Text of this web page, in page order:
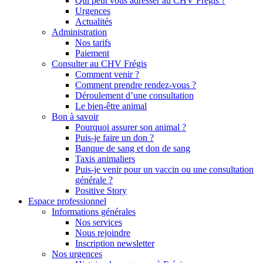
Urgences
Actualités
Administration
Nos tarifs
Paiement
Consulter au CHV Frégis
Comment venir ?
Comment prendre rendez-vous ?
Déroulement d’une consultation
Le bien-être animal
Bon à savoir
Pourquoi assurer son animal ?
Puis-je faire un don ?
Banque de sang et don de sang
Taxis animaliers
Puis-je venir pour un vaccin ou une consultation
générale ?
Positive Story
Espace professionnel
Informations générales
Nos services
Nous rejoindre
Inscription newsletter
Nos urgences